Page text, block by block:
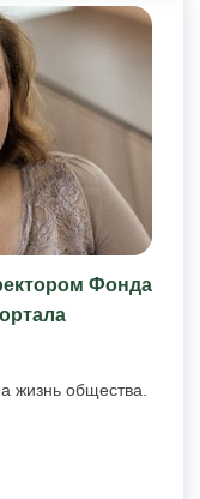
Фонда
жизнь общества.